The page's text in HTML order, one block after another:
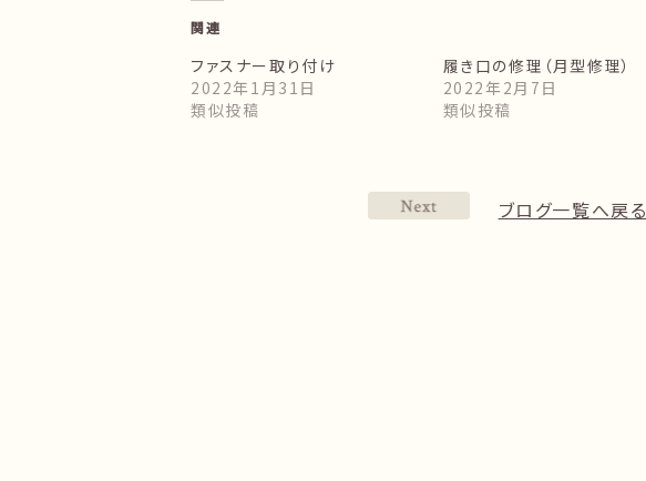
関連
ファスナー取り付け
2022年1月31日
類似投稿
履き口の修理（月型修理）
2022年2月7日
類似投稿
ブログ一覧へ戻る